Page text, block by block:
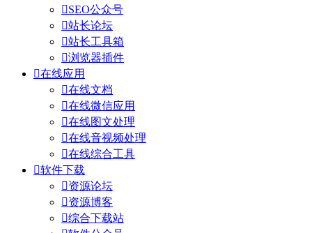
SEO公众号
站长论坛
站长工具箱
浏览器插件
在线应用
在线文档
在线微信应用
在线图文处理
在线音视频处理
在线综合工具
软件下载
资源论坛
资源博客
综合下载站